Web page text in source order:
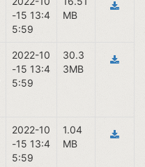
-15 13:4
5:59
MB
2022-10
-15 13:4
5:59
30.3
3MB
2022-10
-15 13:4
5:59
1.04
MB